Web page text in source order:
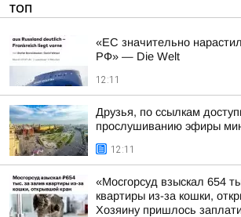
ТОП
«ЕС значительно
РФ» — Die Welt
12:11
Друзья, по ссылкам
прослушиванию эфиры
12:11
«Мосгорсуд взыскал 654
квартиры из-за кошки,
Хозяину пришлось